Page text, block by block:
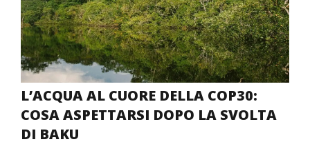
L’ACQUA AL CUORE DELLA COP30:
COSA ASPETTARSI DOPO LA SVOLTA
DI BAKU